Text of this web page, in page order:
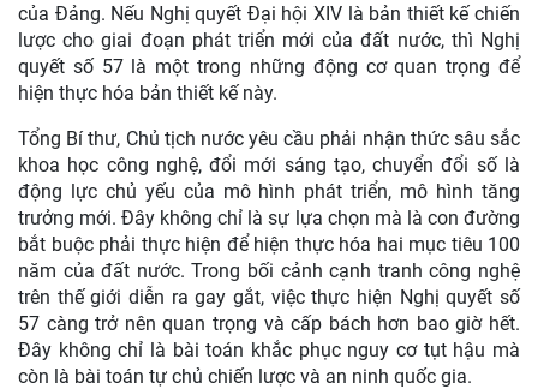
của Đảng. Nếu Nghị quyết Đại hội XIV là bản thiết kế chiến
lược cho giai đoạn phát triển mới của đất nước, thì Nghị
quyết số 57 là một trong những động cơ quan trọng để
hiện thực hóa bản thiết kế này.
Tổng Bí thư, Chủ tịch nước yêu cầu phải nhận thức sâu sắc
khoa học công nghệ, đổi mới sáng tạo, chuyển đổi số là
động lực chủ yếu của mô hình phát triển, mô hình tăng
trưởng mới. Đây không chỉ là sự lựa chọn mà là con đường
bắt buộc phải thực hiện để hiện thực hóa hai mục tiêu 100
năm của đất nước. Trong bối cảnh cạnh tranh công nghệ
trên thế giới diễn ra gay gắt, việc thực hiện Nghị quyết số
57 càng trở nên quan trọng và cấp bách hơn bao giờ hết.
Đây không chỉ là bài toán khắc phục nguy cơ tụt hậu mà
còn là bài toán tự chủ chiến lược và an ninh quốc gia.